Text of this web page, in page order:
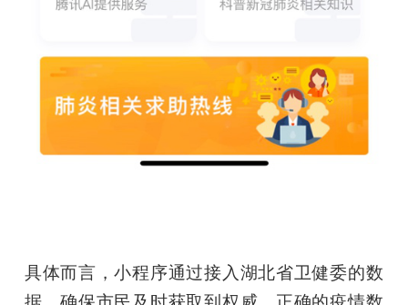
具体而言，小程序通过接入湖北省卫健委的数